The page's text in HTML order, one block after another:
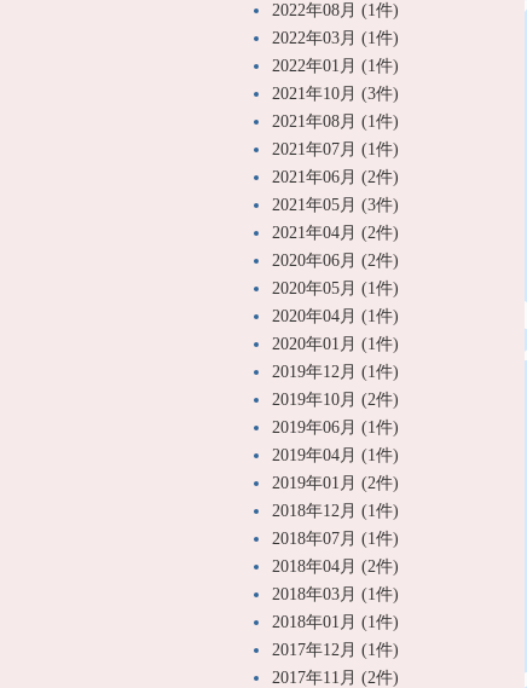
2022年08月 (1件)
2022年03月 (1件)
2022年01月 (1件)
2021年10月 (3件)
2021年08月 (1件)
2021年07月 (1件)
2021年06月 (2件)
2021年05月 (3件)
2021年04月 (2件)
2020年06月 (2件)
2020年05月 (1件)
2020年04月 (1件)
2020年01月 (1件)
2019年12月 (1件)
2019年10月 (2件)
2019年06月 (1件)
2019年04月 (1件)
2019年01月 (2件)
2018年12月 (1件)
2018年07月 (1件)
2018年04月 (2件)
2018年03月 (1件)
2018年01月 (1件)
2017年12月 (1件)
2017年11月 (2件)